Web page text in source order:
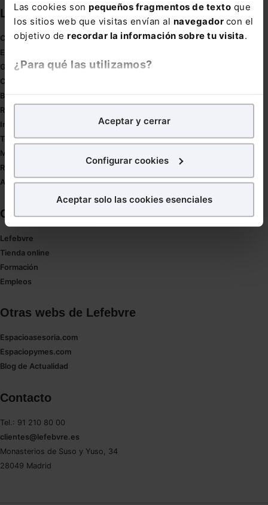
Las cookies son pequeños fragmentos de texto que
los sitios web que visitas envían al navegador con el
objetivo de recordar la información sobre tu visita.
¿Para qué las utilizamos?
analíticospara tratar demejorar tu experienciaen
nuestra página web. También con fines publicitarios,
para poder mostrarte publicidad y contenidos de tu
¿Qué puedes hacer?
en la web sea óptima
Puedes
todas las cookies excepto aquellas imprescindibles.
También puedes
seleccionar solo aquellas que quieras permitir en tu
las que sean indispensables para la navegación.
Saber más acerca de las cookies
Aceptar y cerrar
Configurar cookies
Aceptar solo las cookies esenciales
Links directos
Coronavirus
Estudio de salud abogacía
Gestión de despachos
Compliance
Buenas Prácticas Tributarias
RGPD
Innovación
Tesauro
Mapa web
Redirect sitemap
Autores de El Derecho
Corporativo
Lefebvre
Tienda online
Formación
Empleos
Otras webs de Lefebvre
Espacioasesoria.com
Espaciopymes.com
Blog de Actualidad
Contacto
Tel.: 91 210 80 00
clientes@lefebvre.es
Monasterios de Suso y Yuso, 34
28049 Madrid